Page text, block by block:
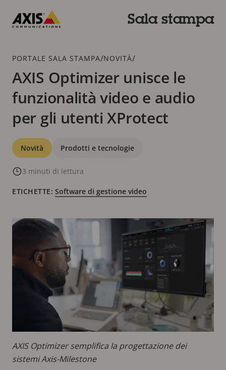
contenuto
Sala stampa
Breadcrumb
PORTALE SALA STAMPA/NOVITÀ/
AXIS Optimizer unisce le
funzionalità video e audio
per gli utenti XProtect
Categorie
Novità Prodotti e tecnologie
3 minuti di lettura
ETICHETTE: Software di gestione video
AXIS Optimizer semplifica la progettazione dei
sistemi Axis-Milestone